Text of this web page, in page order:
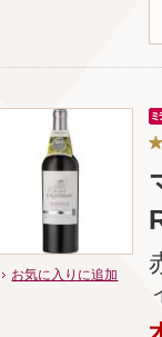
お気に入りに追加